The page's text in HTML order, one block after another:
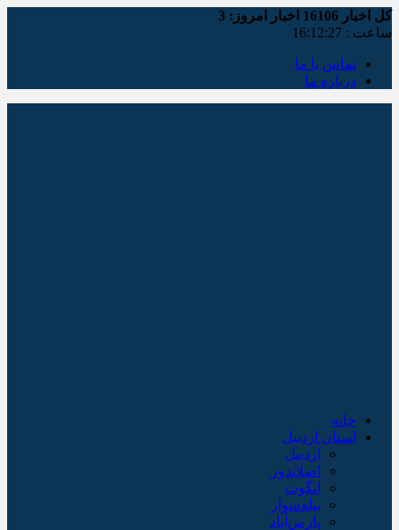
کل اخبار اخبار امروز: 3
ساعت : 16:12:28
تماس با ما
درباره ما
خانه
استان اردبیل
اردبیل
اصلاندوز
انگوت
بیله‌سوار
پارس‌آباد